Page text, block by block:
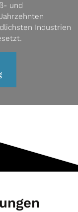
und
Industrien